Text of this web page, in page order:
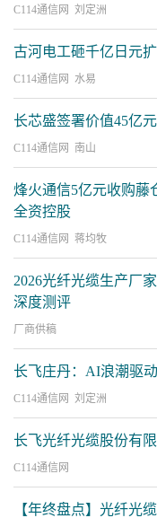
C114通信网 刘定洲
古河电工砸千亿日元
C114通信网 水易
长芯盛签署价值45亿
C114通信网 南山
烽火通信5亿元收购藤
全资控股
C114通信网 蒋均牧
2026光纤光缆生产厂
深度测评
厂商供稿
长飞庄丹：AI浪潮驱
C114通信网 刘定洲
长飞光纤光缆股份有
C114通信网
【年终盘点】光纤光